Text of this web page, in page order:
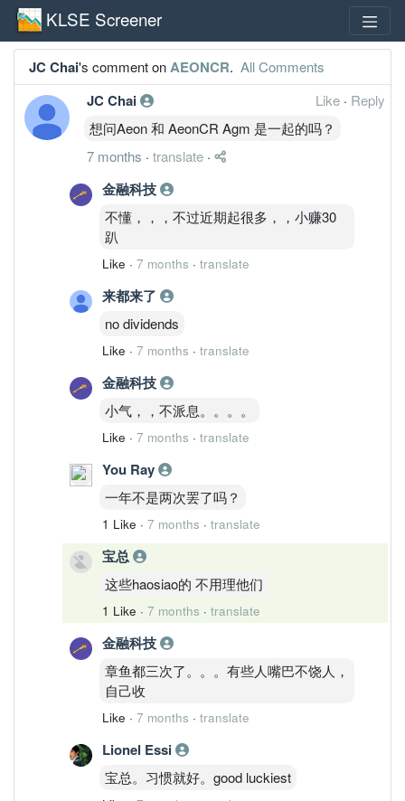
KLSE Screener
JC Chai's comment onAEONCR. All Comments
JC Chai Like · Reply
想问Aeon 和 AeonCR Agm 是一起的吗？
7 months · translate ·
金融科技
不懂，，，不过近期起很多，，小赚30
趴
Like · 7 months · translate
来都来了
no dividends
Like · 7 months · translate
金融科技
小气，，不派息。。。。
Like · 7 months · translate
You Ray
一年不是两次罢了吗？
1 Like · 7 months · translate
宝总
这些haosiao的 不用理他们
1 Like · 7 months · translate
金融科技
章鱼都三次了。。。有些人嘴巴不饶人，
自己收
Like · 7 months · translate
Lionel Essi
宝总。习惯就好。good luckiest